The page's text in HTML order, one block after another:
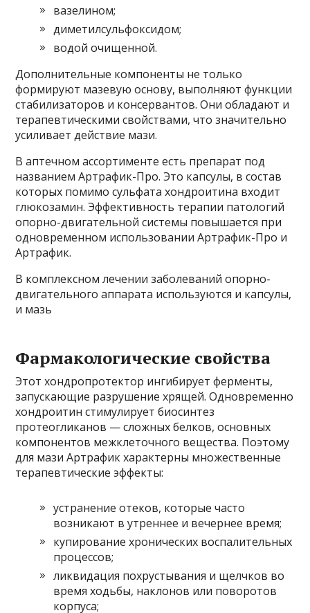
вазелином;
диметилсульфоксидом;
водой очищенной.
Дополнительные компоненты не только
формируют мазевую основу, выполняют функции
стабилизаторов и консервантов. Они обладают и
терапевтическими свойствами, что значительно
усиливает действие мази.
В аптечном ассортименте есть препарат под
названием Артрафик-Про. Это капсулы, в состав
которых помимо сульфата хондроитина входит
глюкозамин. Эффективность терапии патологий
опорно-двигательной системы повышается при
одновременном использовании Артрафик-Про и
Артрафик.
В комплексном лечении заболеваний опорно-
двигательного аппарата используются и капсулы,
и мазь
Фармакологические свойства
Этот хондропротектор ингибирует ферменты,
запускающие разрушение хрящей. Одновременно
хондроитин стимулирует биосинтез
протеогликанов — сложных белков, основных
компонентов межклеточного вещества. Поэтому
для мази Артрафик характерны множественные
терапевтические эффекты:
устранение отеков, которые часто
возникают в утреннее и вечернее время;
купирование хронических воспалительных
процессов;
ликвидация похрустывания и щелчков во
время ходьбы, наклонов или поворотов
корпуса;